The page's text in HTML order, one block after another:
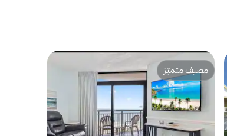
مضيف متميّز
مضيف متميّز